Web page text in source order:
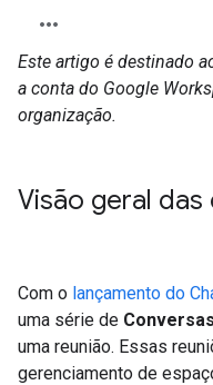
Este artigo é destinado
a conta do Google
organização.
Visão geral
Com o lançamento do
uma série de
uma reunião. Essas
gerenciamento de